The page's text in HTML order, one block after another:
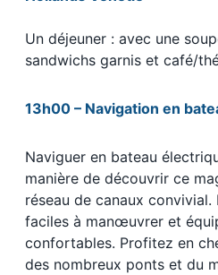
Un déjeuner : avec une
sandwichs garnis et café/
13h00 – Navigation en
Naviguer en bateau
manière de découvrir ce
réseau de canaux convivial.
faciles à manœuvrer et
confortables. Profitez en
des nombreux ponts et du